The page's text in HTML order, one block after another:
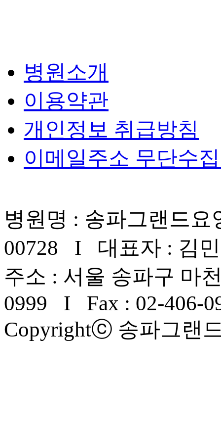
병원소개
이용약관
개인정보 취급방침
이메일주소 무단수
병원명 : 송파그랜드
00728 I 대표자 : 김
주소 : 서울 송파구 마
0999 I Fax : 02-406-
Copyrightⓒ 송파그랜